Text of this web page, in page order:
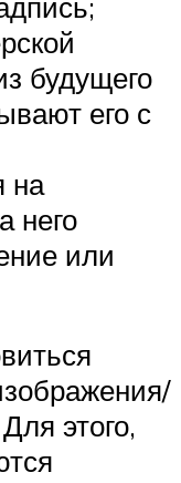
будущего
его с
на
него
или
этого,